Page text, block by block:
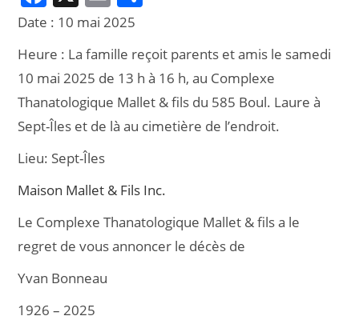
a
c
e
b
o
o
k
m
ai
l
ta
g
er
Date : 10 mai 2025
Heure : La famille reçoit parents et amis le samedi
10 mai 2025 de 13 h à 16 h, au Complexe
Thanatologique Mallet & fils du 585 Boul. Laure à
Sept-Îles et de là au cimetière de l’endroit.
Lieu: Sept-Îles
Maison Mallet & Fils Inc.
Le Complexe Thanatologique Mallet & fils a le
regret de vous annoncer le décès de
Yvan Bonneau
1926 – 2025